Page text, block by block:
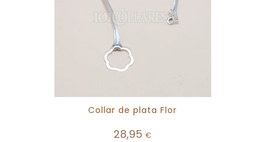
Collar de plata Flor
28,95 €